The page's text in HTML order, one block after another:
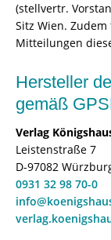
(stellvertr.
Sitz Wien.
Mitteilungen
Hersteller
gemäß
Verlag
Leistenstraße 7
D-97082
0931 32 98 70-0